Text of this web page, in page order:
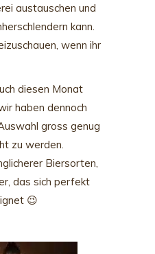
austauschen und
kann.
wenn ihr
diesen Monat
haben dennoch
gross genug
zu werden.
Biersorten,
das sich perfekt
😉